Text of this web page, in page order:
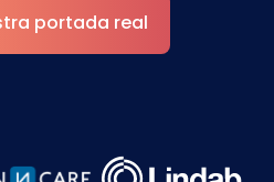
portada real